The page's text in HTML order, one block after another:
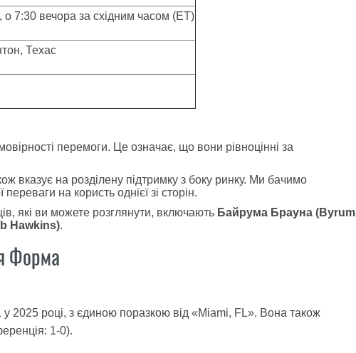
о 7:30 вечора за східним часом (ET)
Техас
перемоги. Це означає, що вони рівноцінні за
вказує на розділену підтримку з боку ринку. Ми бачимо
на користь однієї зі сторін.
які ви можете розглянути, включають Байрума Брауна (Byrum
Hawkins).
Форма
2025 році, з єдиною поразкою від «Miami, FL». Вона також
1-0).